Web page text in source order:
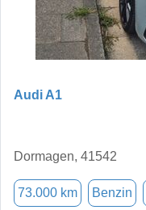
Audi A1
Dormagen, 41542
73.000 km Benzin